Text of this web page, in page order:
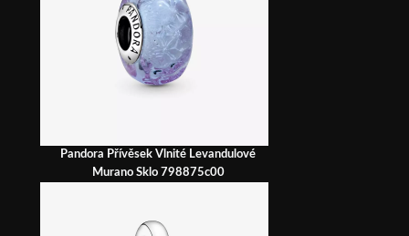
Pandora Přívěsek Vlnité Levandulové
Murano Sklo 798875c00